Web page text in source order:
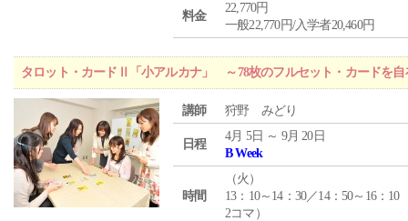
料金
22,770円
一般22,770円/入学者20,460円
タロット・カードⅡ「小アルカナ」 ～78枚のフルセット・カードを自
講師 狩野 みどり
日程
4月 5日 ～ 9月 20日
B Week
時間
（火 ）
13：10～14：30／14：50～16：10
2コマ）